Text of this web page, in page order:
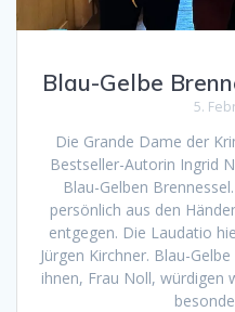
Blau-Gelbe
5.
Die Grande Dame der
Bestseller-Autorin Ingrid
Blau-Gelben
persönlich aus den
entgegen. Die Laudatio
Jürgen Kirchner. Blau-
ihnen, Frau Noll, würdigen